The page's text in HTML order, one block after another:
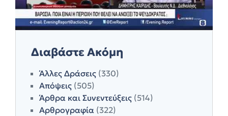
Διαβάστε Ακόμη
Άλλες Δράσεις (330)
Απόψεις (505)
Άρθρα και Συνεντεύξεις (514)
Αρθρογραφία (322)